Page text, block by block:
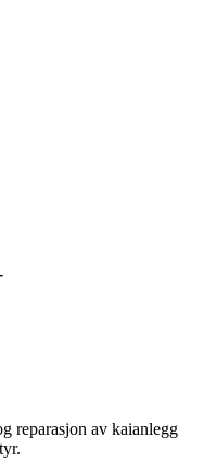
reparasjon av kaianlegg